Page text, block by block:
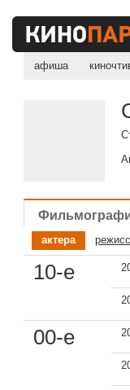
афиша
актера
10-е
00-е